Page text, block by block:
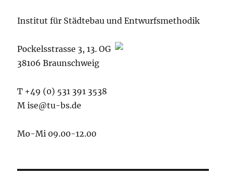
Institut für Städtebau und Entwurfsmethodik
Pockelsstrasse 3, 13. OG
38106 Braunschweig
T +49 (0) 531 391 3538
M ise@tu-bs.de
Mo-Mi 09.00-12.00